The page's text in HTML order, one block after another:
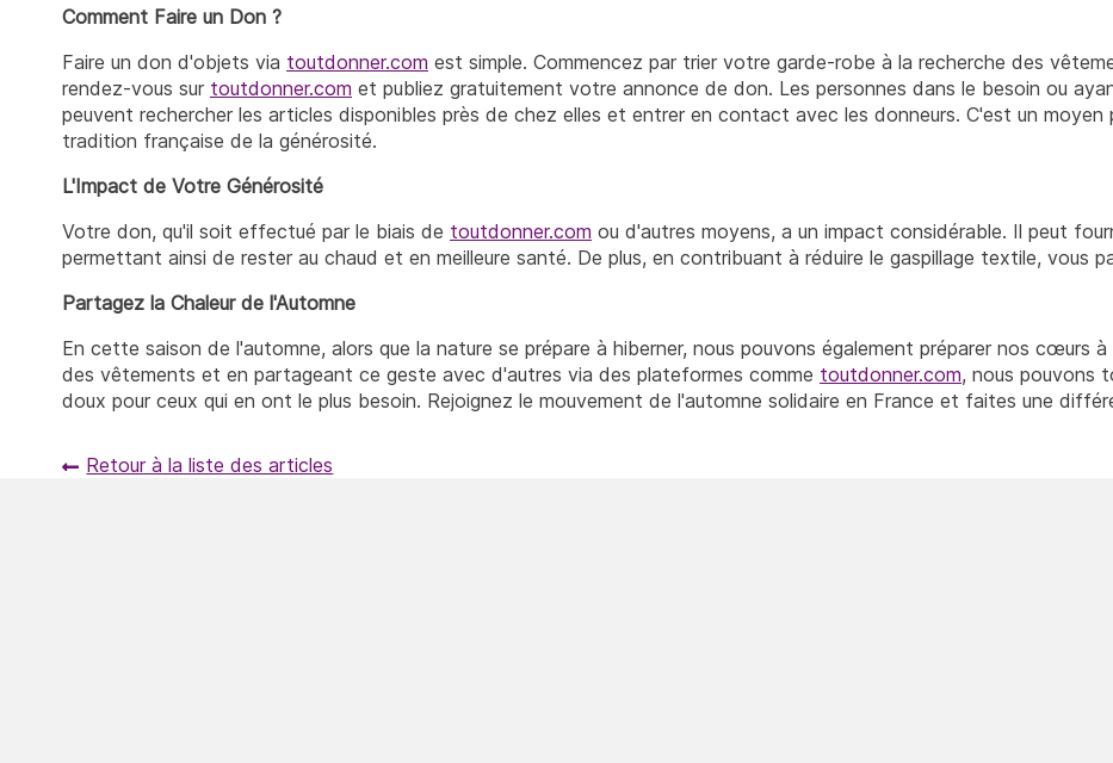
Comment Faire un Don ?
Faire un don d'objets via toutdonner.com est simple. Commencez par trier votre garde-robe à la recherche des
rendez-vous sur toutdonner.com et publiez gratuitement votre annonce de don. Les personnes dans le besoin ou
peuvent rechercher les articles disponibles près de chez elles et entrer en contact avec les donneurs. C'est un
tradition française de la générosité.
L'Impact de Votre Générosité
Votre don, qu'il soit effectué par le biais de toutdonner.com ou d'autres moyens, a un impact considérable. Il peut
permettant ainsi de rester au chaud et en meilleure santé. De plus, en contribuant à réduire le gaspillage textile, vous
Partagez la Chaleur de l'Automne
En cette saison de l'automne, alors que la nature se prépare à hiberner, nous pouvons également préparer nos cœurs
des vêtements et en partageant ce geste avec d'autres via des plateformes comme toutdonner.com, nous pouvons
doux pour ceux qui en ont le plus besoin. Rejoignez le mouvement de l'automne solidaire en France et faites une
Retour à la liste des articles